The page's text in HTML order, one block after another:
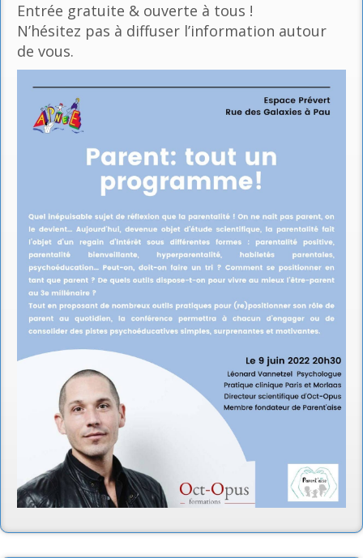
Entrée gratuite & ouverte à tous !
N’hésitez pas à diffuser l’information autour
de vous.